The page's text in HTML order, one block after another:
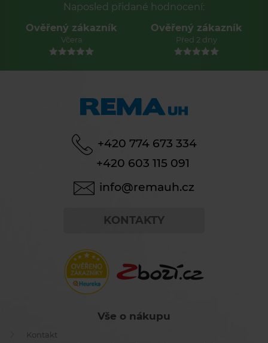
Naposled přidané hodnocení:
Ověřený zákazník
Včera
Ověřený zákazník
Před 2 dny
+420 774 673 334
+420 603 115 091
info@remauh.cz
KONTAKTY
Vše o nákupu
Kontakt